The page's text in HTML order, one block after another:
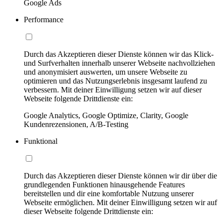
Google Ads
Performance
Durch das Akzeptieren dieser Dienste können wir das Klick-
und Surfverhalten innerhalb unserer Webseite nachvollziehen
und anonymisiert auswerten, um unsere Webseite zu
optimieren und das Nutzungserlebnis insgesamt laufend zu
verbessern. Mit deiner Einwilligung setzen wir auf dieser
Webseite folgende Drittdienste ein:
Google Analytics, Google Optimize, Clarity, Google
Kundenrezensionen, A/B-Testing
Funktional
Durch das Akzeptieren dieser Dienste können wir dir über die
grundlegenden Funktionen hinausgehende Features
bereitstellen und dir eine komfortable Nutzung unserer
Webseite ermöglichen. Mit deiner Einwilligung setzen wir auf
dieser Webseite folgende Drittdienste ein: